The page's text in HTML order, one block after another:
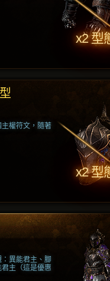
x2 型
權符文，隨著
x2 型
異能君主、腳
主（這是優惠